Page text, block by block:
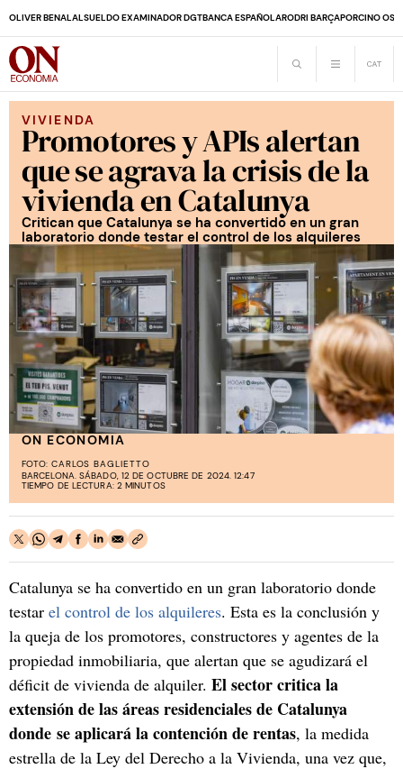
OLIVER BENALALSUELDO EXAMINADOR DGTBANCA ESPAÑOLARODRI BARÇAPORCINO
VIVIENDA
Promotores y APIs alertan
que se agrava la crisis de la
vivienda en Catalunya
Critican que Catalunya se ha convertido en un gran
laboratorio donde testar el control de los alquileres
ON ECONOMIA
FOTO: CARLOS BAGLIETTO
BARCELONA. SÁBADO, 12 DE OCTUBRE DE 2024. 12:47
TIEMPO DE LECTURA: 2 MINUTOS
Catalunya se ha convertido en un gran laboratorio donde
testar el control de los alquileres. Esta es la conclusión y
la queja de los promotores, constructores y agentes de la
propiedad inmobiliaria, que alertan que se agudizará el
déficit de vivienda de alquiler. El sector critica la
extensión de las áreas residenciales de Catalunya
donde se aplicará la contención de rentas, la medida
estrella de la Ley del Derecho a la Vivienda, una vez que,